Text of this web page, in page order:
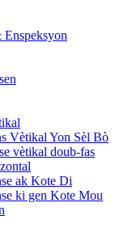
Vètikal Yon Sèl Bò
vètikal doub-fas
ak Kote Di
ki gen Kote Mou